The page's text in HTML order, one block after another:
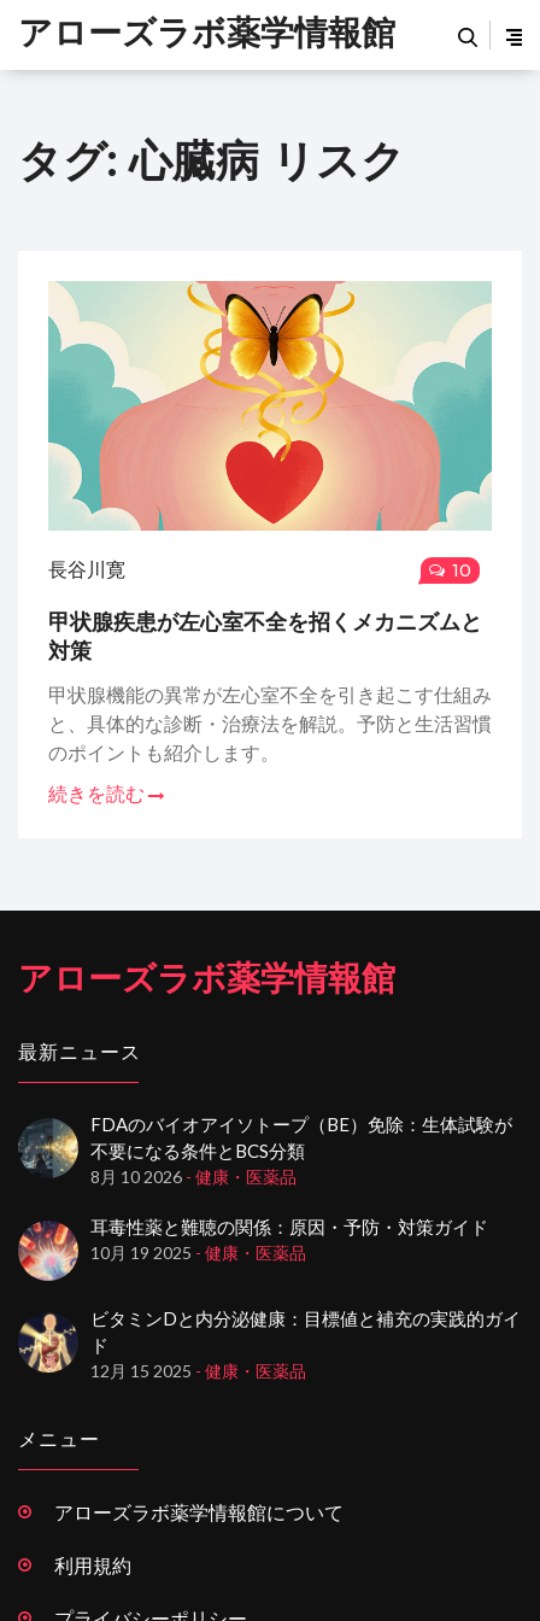
アローズラボ薬学情報館
タグ: 心臓病 リスク
長谷川寛 10
甲状腺疾患が左心室不全を招くメカニズムと
対策
甲状腺機能の異常が左心室不全を引き起こす仕組み
と、具体的な診断・治療法を解説。予防と生活習慣
のポイントも紹介します。
続きを読む
アローズラボ薬学情報館
最新ニュース
FDAのバイオアイソトープ（BE）免除：生体試験が
不要になる条件とBCS分類
8月 10 2026 - 健康・医薬品
耳毒性薬と難聴の関係：原因・予防・対策ガイド
10月 19 2025 - 健康・医薬品
ビタミンDと内分泌健康：目標値と補充の実践的ガイ
ド
12月 15 2025 - 健康・医薬品
メニュー
アローズラボ薬学情報館について
利用規約